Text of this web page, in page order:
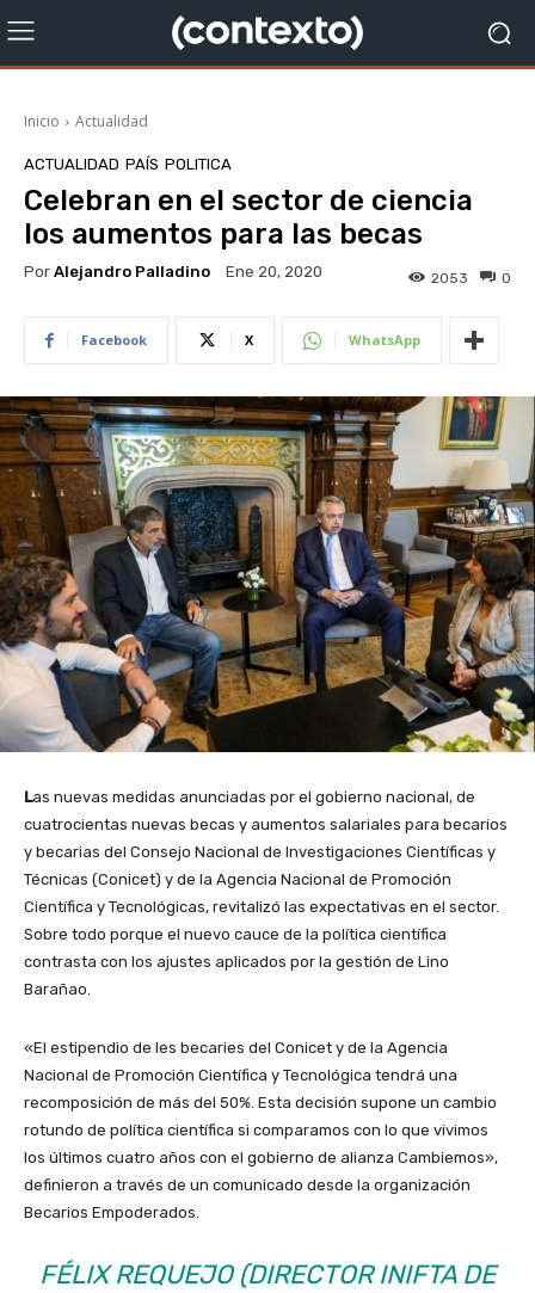
Inicio Actualidad
ACTUALIDAD PAÍS POLITICA
Celebran en el sector de ciencia
los aumentos para las becas
Por Alejandro Palladino Ene 20, 2020 0
2053
Facebook X WhatsApp
Las nuevas medidas anunciadas por el gobierno nacional, de
cuatrocientas nuevas becas y aumentos salariales para becarios
y becarias del Consejo Nacional de Investigaciones Científicas y
Técnicas (Conicet) y de la Agencia Nacional de Promoción
Científica y Tecnológicas, revitalizó las expectativas en el sector.
Sobre todo porque el nuevo cauce de la política científica
contrasta con los ajustes aplicados por la gestión de Lino
Barañao.
«El estipendio de les becaries del Conicet y de la Agencia
Nacional de Promoción Científica y Tecnológica tendrá una
recomposición de más del 50%. Esta decisión supone un cambio
rotundo de política científica si comparamos con lo que vivimos
los últimos cuatro años con el gobierno de alianza Cambiemos»,
definieron a través de un comunicado desde la organización
Becarios Empoderados.
FÉLIX REQUEJO (DIRECTOR INIFTA DE